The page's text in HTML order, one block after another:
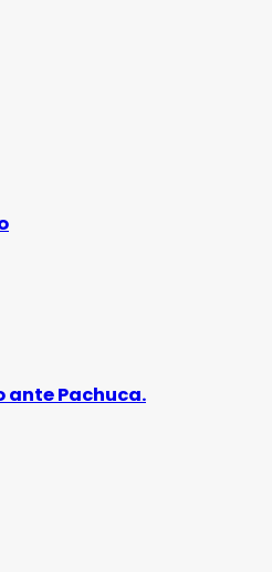
ante Pachuca.